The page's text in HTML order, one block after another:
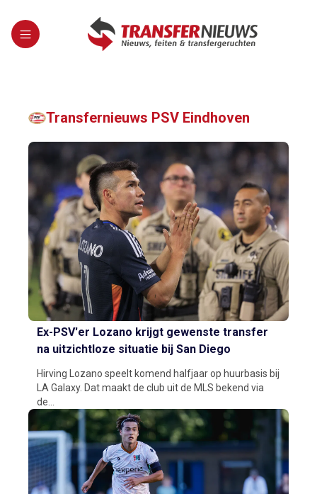
Transfernieuws PSV Eindhoven
Ex-PSV'er Lozano krijgt gewenste transfer
na uitzichtloze situatie bij San Diego
Hirving Lozano speelt komend halfjaar op huurbasis bij
LA Galaxy. Dat maakt de club uit de MLS bekend via
de...